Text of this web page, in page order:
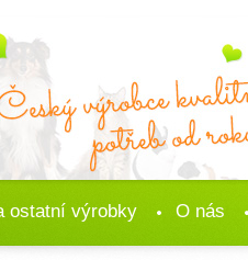
ostatní výrobky O nás